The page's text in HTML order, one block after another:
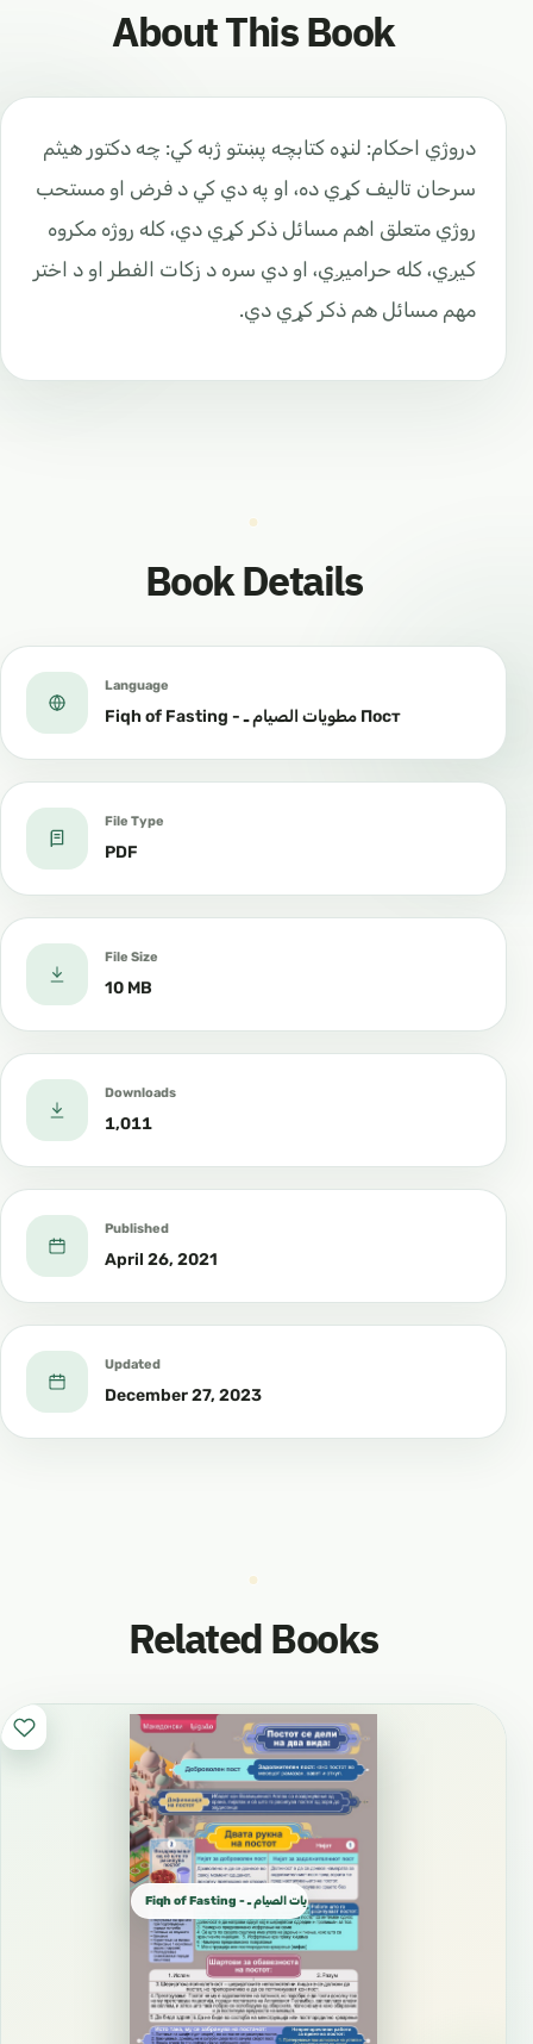
About This Book
دروژي احکام: لنډه کتابچه پښتو ژبه کي: چه دکتور هیثم
سرحان تالیف کړي ده، او په دي کي د فرض او مستحب
روژي متعلق اهم مسائل ذکر کړي دي، کله روژه مکروه
کیږي، کله حرامیږي، او دي سره د زکات الفطر او د اختر
مهم مسائل هم ذکر کړي دي.
Book Details
Language
Fiqh of Fasting - مطويات الصيام ـ Пост
File Type
PDF
File Size
10 MB
Downloads
1,011
Published
April 26, 2021
Updated
December 27, 2023
Related Books
Fiqh of Fasting - مطويات الصيام ـ Пост